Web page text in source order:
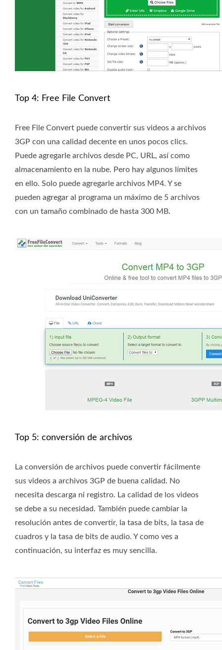
Top 4: Free File Convert
Free File Convert puede convertir sus videos a archivos
3GP con una calidad decente en unos pocos clics.
Puede agregarle archivos desde PC, URL, así como
almacenamiento en la nube. Pero hay algunos límites
en ello. Solo puede agregarle archivos MP4. Y se
pueden agregar al programa un máximo de 5 archivos
con un tamaño combinado de hasta 300 MB.
Top 5: conversión de archivos
La conversión de archivos puede convertir fácilmente
sus videos a archivos 3GP de buena calidad. No
necesita descarga ni registro. La calidad de los videos
se debe a su necesidad. También puede cambiar la
resolución antes de convertir, la tasa de bits, la tasa de
cuadros y la tasa de bits de audio. Y como ves a
continuación, su interfaz es muy sencilla.